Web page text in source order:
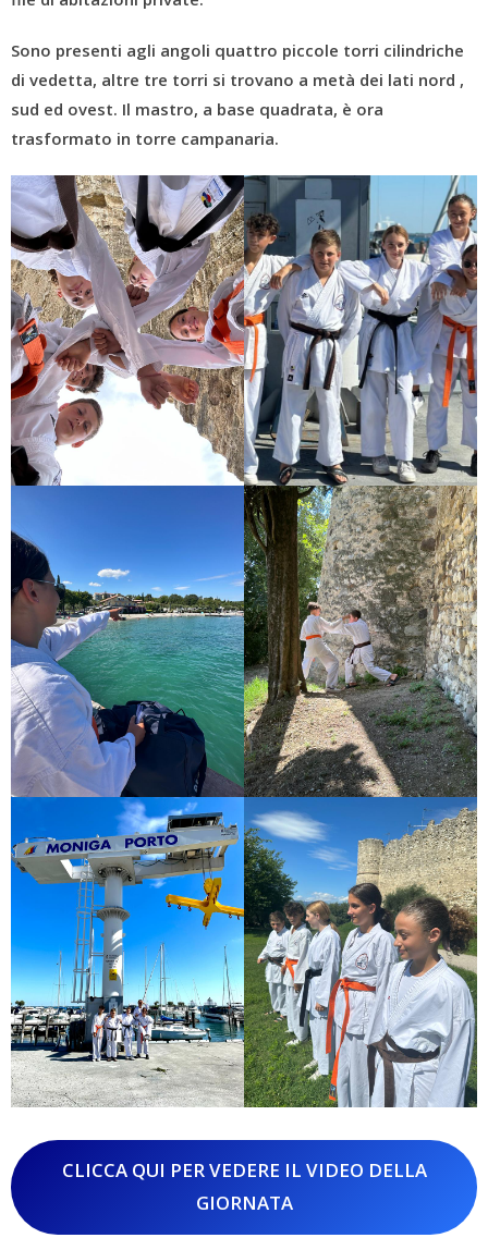
Sono presenti agli angoli quattro piccole torri cilindriche
di vedetta, altre tre torri si trovano a metà dei lati nord ,
sud ed ovest. Il mastro, a base quadrata, è ora
trasformato in torre campanaria.
CLICCA QUI PER VEDERE IL VIDEO DELLA
GIORNATA